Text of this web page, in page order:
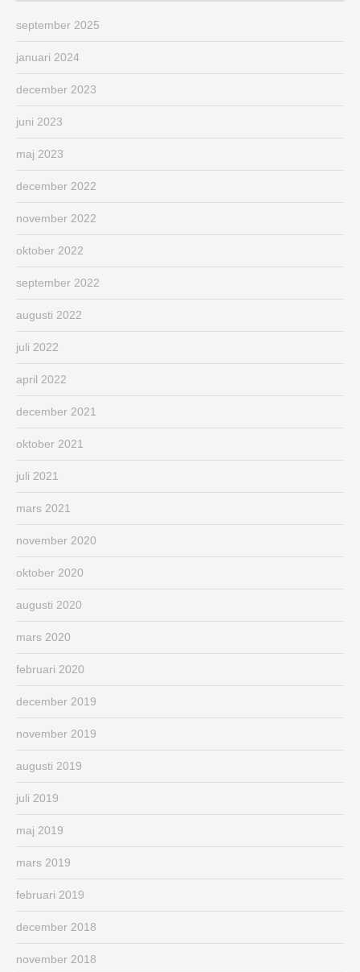
september 2025
januari 2024
december 2023
juni 2023
maj 2023
december 2022
november 2022
oktober 2022
september 2022
augusti 2022
juli 2022
april 2022
december 2021
oktober 2021
juli 2021
mars 2021
november 2020
oktober 2020
augusti 2020
mars 2020
februari 2020
december 2019
november 2019
augusti 2019
juli 2019
maj 2019
mars 2019
februari 2019
december 2018
november 2018